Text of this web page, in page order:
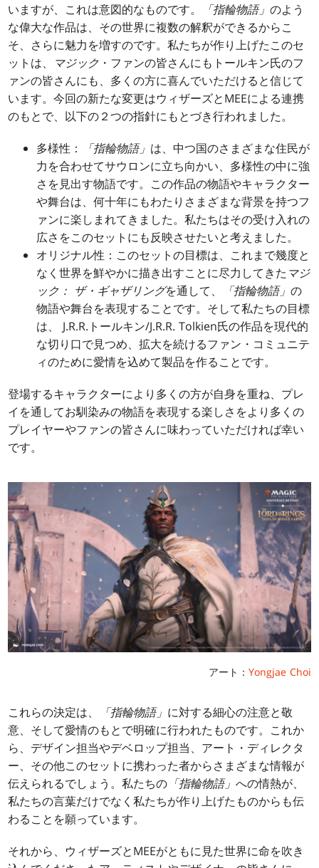
いますが、これは意図的なものです。
「指輪物語」のよう
な偉大な作品は、その世界に複数の解釈ができるからこ
そ、さらに魅力を増すのです。私たちが作り上げたこのセ
ットは、
マジック ・ファンの皆さんにもトールキン氏のフ
ァンの皆さんにも、多くの方に喜んでいただけると信じて
います。今回の新たな変更はウィザーズとMEEによる連携
のもとで、以下の２つの指針にもとづき行われました。
多様性： 「指輪物語」 は、中つ国のさまざまな住民が
力を合わせてサウロンに立ち向かい、多様性の中に強
さを見出す物語です。この作品の物語やキャラクター
や舞台は、何十年にもわたりさまざまな背景を持つフ
ァンに楽しまれてきました。私たちはその受け入れの
広さをこのセットにも反映させたいと考えました。
オリジナル性：このセットの目標は、これまで幾度と
なく世界を鮮やかに描き出すことに尽力してきた マジ
ック： ザ・ギャザリングを通して、 「指輪物語」の
物語や舞台を表現することです。そして私たちの目標
は、 J.R.R.トールキン/J.R.R. Tolkien氏の作品を現代的
な切り口で見つめ、拡大を続けるファン・コミュニテ
ィのために愛情を込めて製品を作ることです。
登場するキャラクターにより多くの方が自身を重ね、プレ
イを通してお馴染みの物語を表現する楽しさをより多くの
プレイヤーやファンの皆さんに味わっていただければ幸い
です。
アート： Yongjae Choi
これらの決定は、 「指輪物語」 に対する細心の注意と敬
意、そして愛情のもとで明確に行われたものです。これか
ら、デザイン担当やデベロップ担当、アート・ディレクタ
ー、その他このセットに携わった者からさまざまな情報が
伝えられるでしょう。私たちの 「指輪物語」への情熱が、
私たちの言葉だけでなく私たちが作り上げたものからも伝
わることを願っています。
それから、ウィザーズとMEEがともに見た世界に命を吹き